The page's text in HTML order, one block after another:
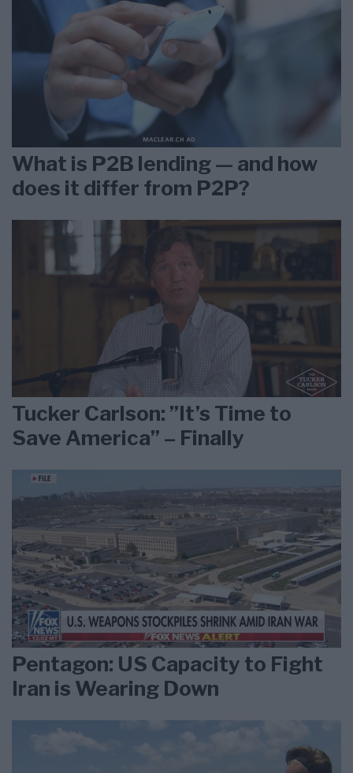
What is P2B lending — and how
does it differ from P2P?
Tucker Carlson: ”It’s Time to
Save America” – Finally
Pentagon: US Capacity to Fight
Iran is Wearing Down